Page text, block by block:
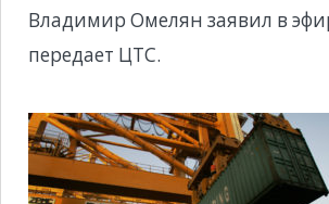
Владимир Омелян заявил в
передает ЦТС.